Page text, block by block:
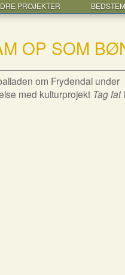
PROJEKTER
OP SOM
om Frydendal under
med kulturprojekt Tag fati